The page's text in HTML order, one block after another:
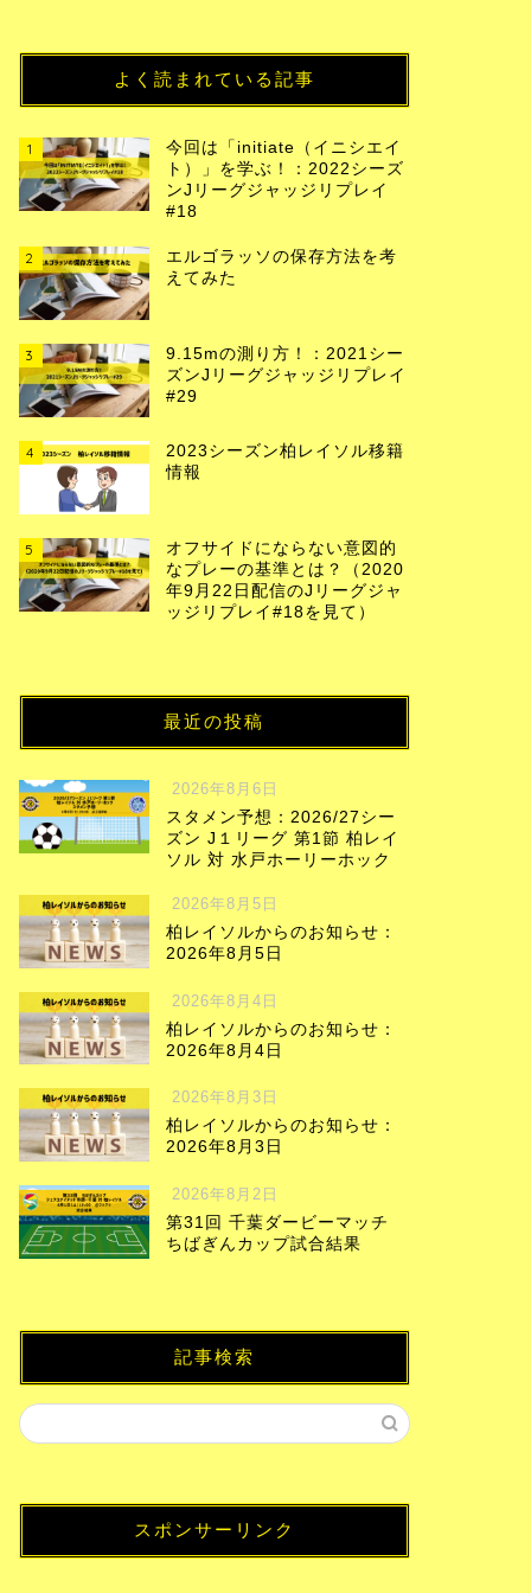
よく読まれている記事
1
今回は「initiate（イニシエイ
ト）」を学ぶ！：2022シーズ
ンJリーグジャッジリプレイ
#18
2
エルゴラッソの保存方法を考
えてみた
3
9.15mの測り方！：2021シー
ズンJリーグジャッジリプレイ
#29
4
2023シーズン柏レイソル移籍
情報
5
オフサイドにならない意図的
なプレーの基準とは？（2020
年9月22日配信のJリーグジャ
ッジリプレイ#18を見て）
最近の投稿
2026年8月6日
スタメン予想：2026/27シー
ズン J１リーグ 第1節 柏レイ
ソル 対 水戸ホーリーホック
2026年8月5日
柏レイソルからのお知らせ：
2026年8月5日
2026年8月4日
柏レイソルからのお知らせ：
2026年8月4日
2026年8月3日
柏レイソルからのお知らせ：
2026年8月3日
2026年8月2日
第31回 千葉ダービーマッチ
ちばぎんカップ試合結果
記事検索
スポンサーリンク